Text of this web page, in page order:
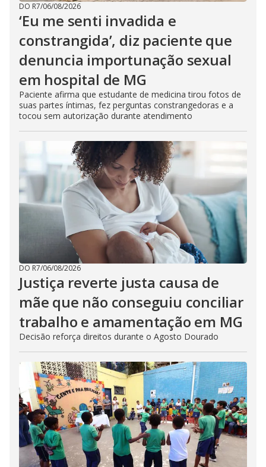
DO R7/06/08/2026
‘Eu me senti invadida e
constrangida’, diz paciente que
denuncia importunação sexual
em hospital de MG
Paciente afirma que estudante de medicina tirou fotos de
suas partes íntimas, fez perguntas constrangedoras e a
tocou sem autorização durante atendimento
DO R7/06/08/2026
Justiça reverte justa causa de
mãe que não conseguiu conciliar
trabalho e amamentação em MG
Decisão reforça direitos durante o Agosto Dourado